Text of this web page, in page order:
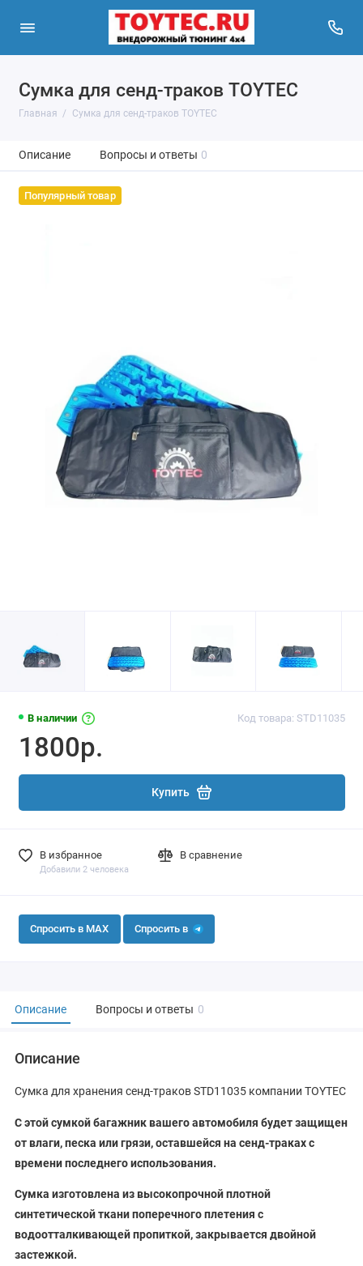
Сумка для сенд-траков TOYTEC
Главная Сумка для сенд-траков TOYTEC
Описание Вопросы и ответы 0
Популярный товар
В наличии Код товара: STD11035
1800р.
Купить
В избранное
Добавили 2 человека
В сравнение
Спросить в MAX Спросить в
Описание Вопросы и ответы 0
Описание
Сумка для хранения сенд-траков STD11035 компании TOYTEC
C этой сумкой багажник вашего автомобиля будет защищен
от влаги, песка или грязи, оставшейся на сенд-траках с
времени последнего использования.
Сумка изготовлена из высокопрочной плотной
синтетической ткани поперечного плетения с
водоотталкивающей пропиткой, закрывается двойной
застежкой.